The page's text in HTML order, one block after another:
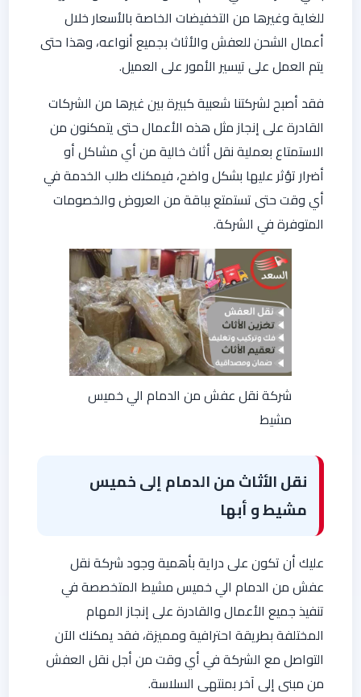
للغاية وغيرها من التخفيضات الخاصة بالأسعار خلال
أعمال الشحن للعفش والأثاث بجميع أنواعه، وهذا حتى
يتم العمل على تيسير الأمور على العميل.
فقد أصبح لشركتنا شعبية كبيرة بين غيرها من الشركات
القادرة على إنجاز مثل هذه الأعمال حتى يتمكنون من
الاستمتاع بعملية نقل أثاث خالية من أي مشاكل أو
أضرار تؤثر عليها بشكل واضح، فيمكنك طلب الخدمة في
أي وقت حتى تستمتع بباقة من العروض والخصومات
المتوفرة في الشركة.
شركة نقل عفش من الدمام الي خميس
مشيط
نقل الأثاث من الدمام إلى خميس
مشيط و أبها
عليك أن تكون على دراية بأهمية وجود شركة نقل
عفش من الدمام الي خميس مشيط المتخصصة في
تنفيذ جميع الأعمال والقادرة على إنجاز المهام
المختلفة بطريقة احترافية ومميزة، فقد يمكنك الآن
التواصل مع الشركة في أي وقت من أجل نقل العفش
من مبنى إلى آخر بمنتهى السلاسة.